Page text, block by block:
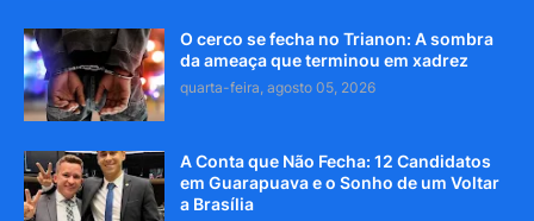
O cerco se fecha no Trianon: A sombra
da ameaça que terminou em xadrez
quarta-feira, agosto 05, 2026
A Conta que Não Fecha: 12 Candidatos
em Guarapuava e o Sonho de um Voltar
a Brasília